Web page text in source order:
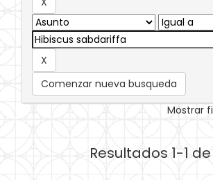
Comenzar nueva busqueda
Mostrar
Resultados 1-1 de